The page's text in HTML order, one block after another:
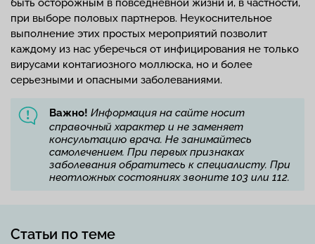
быть осторожным в повседневной жизни и, в частности,
при выборе половых партнеров. Неукоснительное
выполнение этих простых мероприятий позволит
каждому из нас уберечься от инфицирования не только
вирусами контагиозного моллюска, но и более
серьезными и опасными заболеваниями.
Важно! Информация на сайте носит
справочный характер и не заменяет
консультацию врача. Не занимайтесь
самолечением. При первых признаках
заболевания обратитесь к специалисту. При
неотложных состояниях звоните 103 или 112.
Статьи по теме